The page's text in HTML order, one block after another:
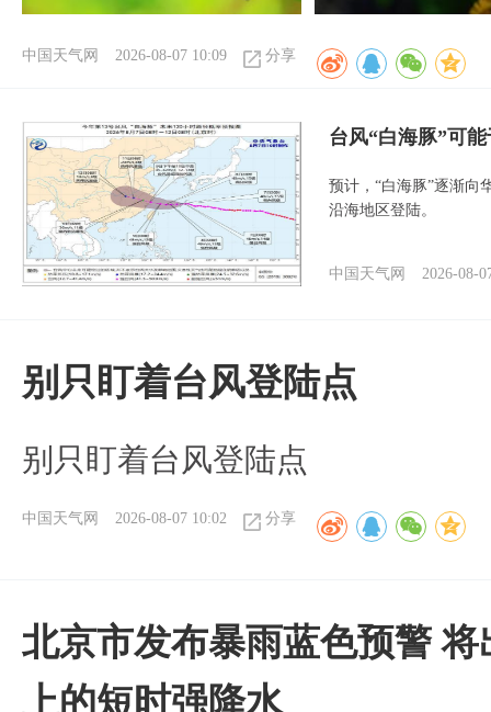
中国天气网 2026-08-07 10:09 分享
台风“白海豚”可
预计，“白海豚”逐渐向
沿海地区登陆。
中国天气网 2026-08-
别只盯着台风登陆点
别只盯着台风登陆点
中国天气网 2026-08-07 10:02 分享
北京市发布暴雨蓝色预警
上的短时强降水